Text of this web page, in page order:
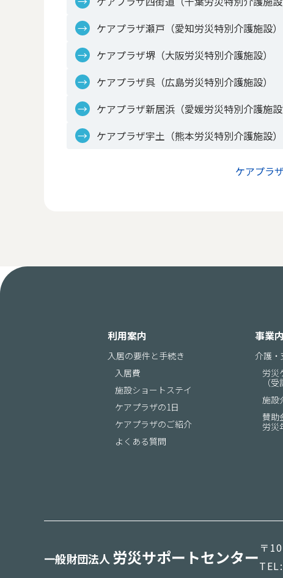
ケアプラザ瀬戸（愛知労災特別介護施設）
ケアプラザ堺（大阪労災特別介護施設）
ケアプラザ呉（広島労災特別介護施設）
ケアプラザ新居浜（愛媛労災特別介護施設
ケアプラザ宇土（熊本労災特別介護施設）
ケアプラ
利用案内
入居の要件と手続き
入居費
施設ショートステイ
ケアプラザの1日
ケアプラザのご紹介
よくある質問
事業
介護
労災
（
施設
賛助
労災
一般財団法人 労災サポートセンター 〒
TEL: